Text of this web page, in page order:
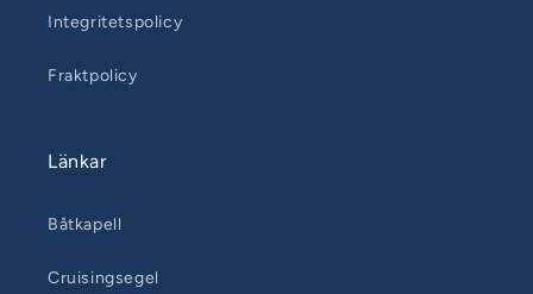
Integritetspolicy
Fraktpolicy
Länkar
Båtkapell
Cruisingsegel